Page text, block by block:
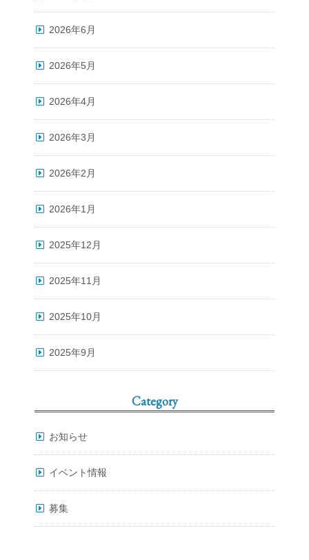
2026年6月
2026年5月
2026年4月
2026年3月
2026年2月
2026年1月
2025年12月
2025年11月
2025年10月
2025年9月
Category
お知らせ
イベント情報
募集